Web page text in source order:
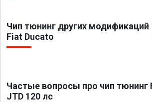
Чип тюнинг других модификаций
Fiat Ducato
Частые вопросы про чип тюнинг
JTD 120 лс